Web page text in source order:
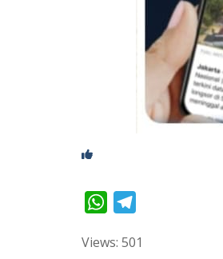
W
a
Views: 501